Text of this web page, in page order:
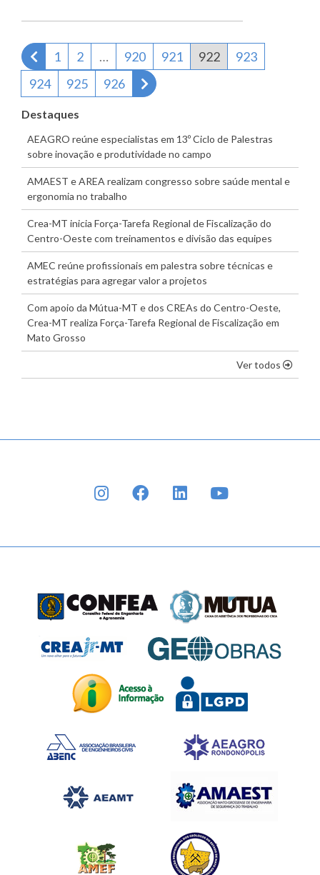
Página anterior
1 2 … 920 921 922
923
924
925 926 Próxima página
Destaques
AEAGRO reúne especialistas em 13º Ciclo de Palestras
sobre inovação e produtividade no campo
AMAEST e AREA realizam congresso sobre saúde mental e
ergonomia no trabalho
Crea-MT inicia Força-Tarefa Regional de Fiscalização do
Centro-Oeste com treinamentos e divisão das equipes
AMEC reúne profissionais em palestra sobre técnicas e
estratégias para agregar valor a projetos
Com apoio da Mútua-MT e dos CREAs do Centro-Oeste,
Crea-MT realiza Força-Tarefa Regional de Fiscalização em
Mato Grosso
Ver todos os
INSTAGRAMFACEBOOKLINKEDIN